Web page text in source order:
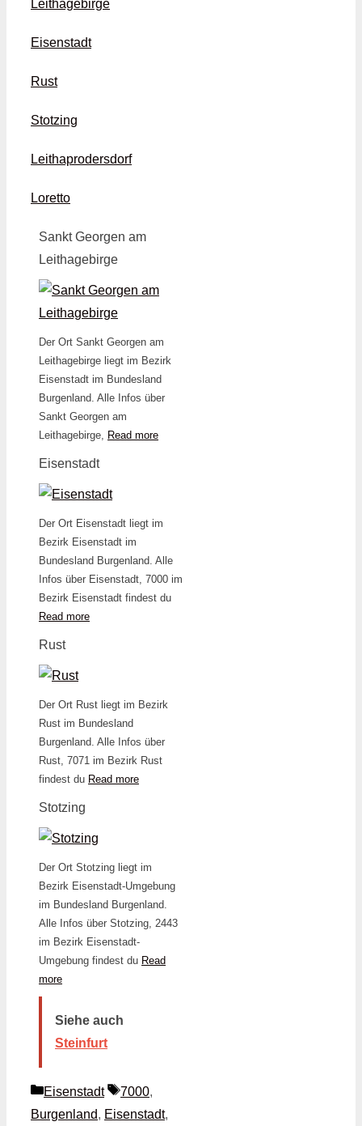
Leithagebirge
Eisenstadt
Rust
Stotzing
Leithaprodersdorf
Loretto
Sankt Georgen am
Leithagebirge
Der Ort Sankt Georgen am
Leithagebirge liegt im Bezirk
Eisenstadt im Bundesland
Burgenland. Alle Infos über
Sankt Georgen am
Leithagebirge, Read more
Eisenstadt
Der Ort Eisenstadt liegt im
Bezirk Eisenstadt im
Bundesland Burgenland. Alle
Infos über Eisenstadt, 7000 im
Bezirk Eisenstadt findest du
Read more
Rust
Der Ort Rust liegt im Bezirk
Rust im Bundesland
Burgenland. Alle Infos über
Rust, 7071 im Bezirk Rust
findest du Read more
Stotzing
Der Ort Stotzing liegt im
Bezirk Eisenstadt-Umgebung
im Bundesland Burgenland.
Alle Infos über Stotzing, 2443
im Bezirk Eisenstadt-
Umgebung findest du Read
more
Siehe auch
Steinfurt
Kategorien
Eisenstadt Schlagwörter
7000,
Burgenland, Eisenstadt,